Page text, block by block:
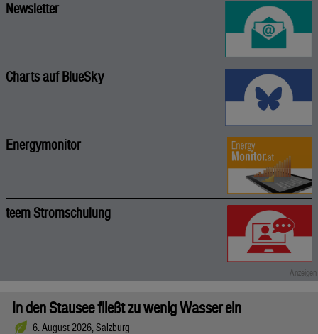
Newsletter
Charts auf BlueSky
Energymonitor
teem Stromschulung
In den Stausee fließt zu wenig Wasser ein
6. August 2026, Salzburg